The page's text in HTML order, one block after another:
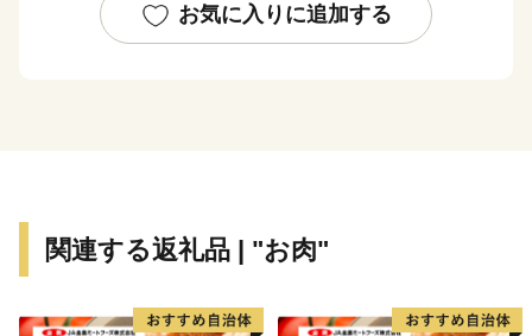
＜主な返礼品＞
◇都留市のＰＲ用動画◇
●都留CM第１弾「つるに恋したＯＬ編」
お気に入りに追加する
関連する返礼品 | "お肉"